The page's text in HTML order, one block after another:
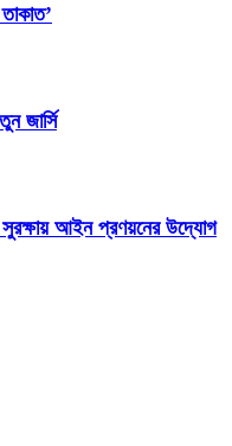
জার্সি
সুরক্ষায় আইন প্রণয়নের উদ্যোগ